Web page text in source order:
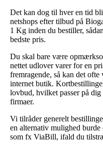
Det kan dog til hver en tid
netshops efter tilbud på
1 Kg inden du bestiller,
bedste pris.
Du skal bare være
nettet udlover varer for en
fremragende, så kan det
internet butik.
lovbud, hvilket passer på
firmaer.
Vi tilråder generelt
en alternativ mulighed
som fx ViaBill, ifald du